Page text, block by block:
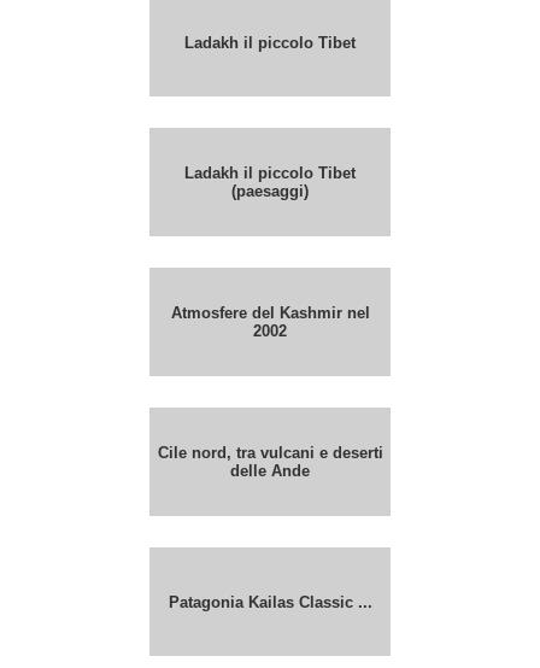
Ladakh il piccolo Tibet
Ladakh il piccolo Tibet
(paesaggi)
Atmosfere del Kashmir nel
2002
Cile nord, tra vulcani e deserti
delle Ande
Patagonia Kailas Classic ...